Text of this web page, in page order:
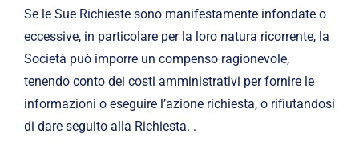
Se le Sue Richieste sono manifestamente infondate o
eccessive, in particolare per la loro natura ricorrente, la
Società può imporre un compenso ragionevole,
tenendo conto dei costi amministrativi per fornire le
informazioni o eseguire l’azione richiesta, o rifiutandosi
di dare seguito alla Richiesta. .